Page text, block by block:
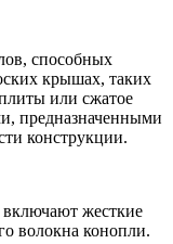
способных
крышах, таких
или сжатое
предназначенными
конструкции.
жесткие
волокна конопли.